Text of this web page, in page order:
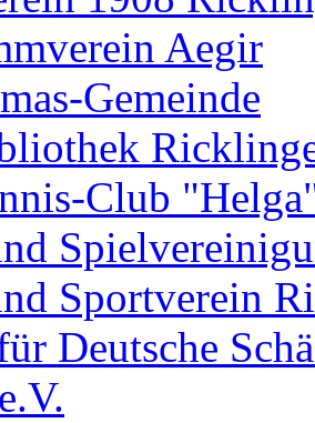
Aegir
Gemeinde
Club
Sportverein
Deutsche